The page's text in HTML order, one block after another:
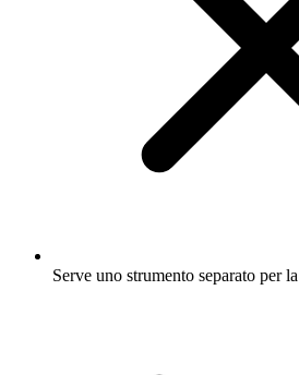
Serve uno strumento separato per